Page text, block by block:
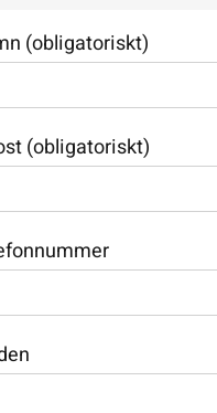
(obligatoriskt)
(obligatoriskt)